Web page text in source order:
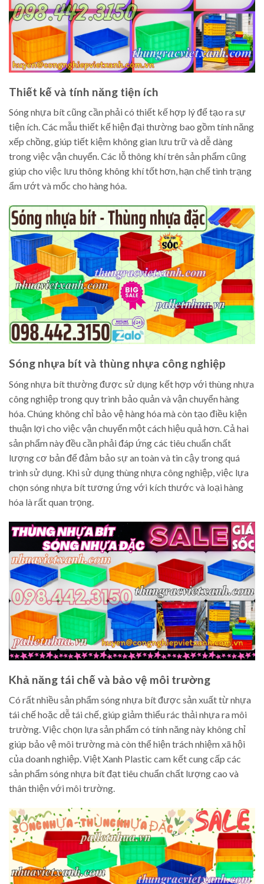
Thiết kế và tính năng tiện ích
Sóng nhựa bít cũng cần phải có thiết kế hợp lý để tạo ra sự
tiện ích. Các mẫu thiết kế hiện đại thường bao gồm tính năng
xếp chồng, giúp tiết kiệm không gian lưu trữ và dễ dàng
trong việc vận chuyển. Các lỗ thông khí trên sản phẩm cũng
giúp cho việc lưu thông không khí tốt hơn, hạn chế tình trạng
ẩm ướt và mốc cho hàng hóa.
Sóng nhựa bít và thùng nhựa công nghiệp
Sóng nhựa bít thường được sử dụng kết hợp với thùng nhựa
công nghiệp trong quy trình bảo quản và vận chuyển hàng
hóa. Chúng không chỉ bảo vệ hàng hóa mà còn tạo điều kiện
thuận lợi cho việc vận chuyển một cách hiệu quả hơn. Cả hai
sản phẩm này đều cần phải đáp ứng các tiêu chuẩn chất
lượng cơ bản để đảm bảo sự an toàn và tin cậy trong quá
trình sử dụng. Khi sử dụng thùng nhựa công nghiệp, việc lựa
chọn sóng nhựa bít tương ứng với kích thước và loại hàng
hóa là rất quan trọng.
Khả năng tái chế và bảo vệ môi trường
Có rất nhiều sản phẩm sóng nhựa bít được sản xuất từ nhựa
tái chế hoặc dễ tái chế, giúp giảm thiểu rác thải nhựa ra môi
trường. Việc chọn lựa sản phẩm có tính năng này không chỉ
giúp bảo vệ môi trường mà còn thể hiện trách nhiệm xã hội
của doanh nghiệp. Việt Xanh Plastic cam kết cung cấp các
sản phẩm sóng nhựa bít đạt tiêu chuẩn chất lượng cao và
thân thiện với môi trường.